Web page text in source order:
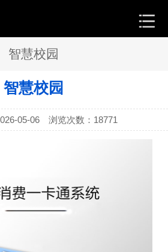
智慧校园
智慧校园
05-06 浏览次数： 18771